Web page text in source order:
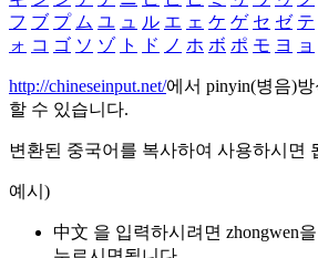
フ ブ プ ム ユ ュ ル エ ェ ケ ゲ セ ゼ テ
ォ コ ゴ ソ ゾ ト ド ノ ホ ボ ポ モ ヨ ョ
http://chineseinput.net/에서 pinyin(병음)
할 수 있습니다.
변환된 중국어를 복사하여 사용하시면
예시)
中文 을 입력하시려면 zhongwen